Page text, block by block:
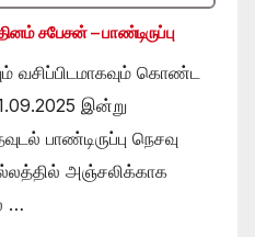
சபேசன் – பாண்டிருப்பு
வசிப்பிடமாகவும் கொண்ட
இன்று
பாண்டிருப்பு நெசவு
அஞ்சலிக்காக
…